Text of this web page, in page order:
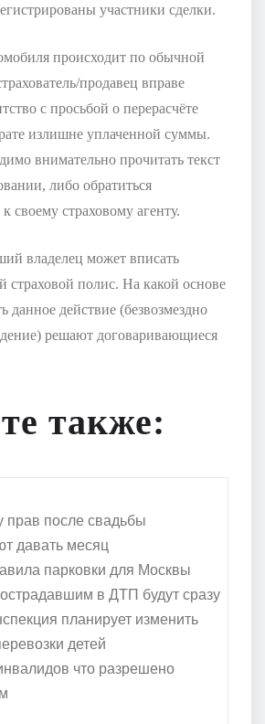
участники сделки.
происходит по обычной
продавец вправе
с просьбой о перерасчёте
излишне уплаченной суммы.
внимательно прочитать текст
либо обратиться
своему страховому агенту.
владелец может вписать
страховой полис. На какой основе
данное действие (безвозмездно
решают договаривающиеся
также:
прав после свадьбы
давать месяц
парковки для Москвы
в ДТП будут сразу
планирует изменить
детей
что разрешено